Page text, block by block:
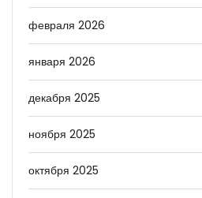
февраля 2026
января 2026
декабря 2025
ноября 2025
октября 2025